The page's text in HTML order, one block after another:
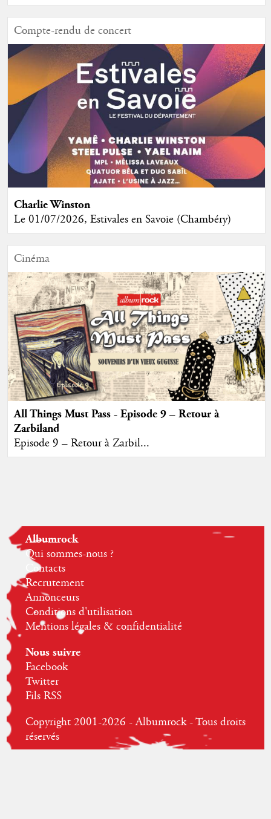
Compte-rendu de concert
Charlie Winston
Le 01/07/2026, Estivales en Savoie (Chambéry)
Cinéma
All Things Must Pass - Episode 9 – Retour à
Zarbiland
Episode 9 – Retour à Zarbil...
Albumrock
Qui sommes-nous ?
Contacts
Recrutement
Annonceurs
Conditions d'utilisation
Mentions légales & confidentialité
Nous suivre
Facebook
Twitter
Fils RSS
Copyright 2001-2026 - Albumrock - Tous droits
réservés